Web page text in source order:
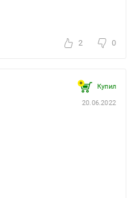
2 0
Купил
20.06.2022